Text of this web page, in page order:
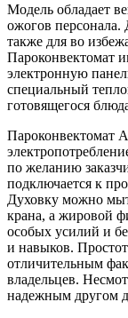
Модель обладает
ожогов персонала.
также для во
Пароконвектомат
электронную
специальный
готовящегося
Пароконвектомат
по желанию
подключается к
Духовку можно
крана, а жировой
особых усилий и
и навыков.
отличительным
владельцев.
надежным другом